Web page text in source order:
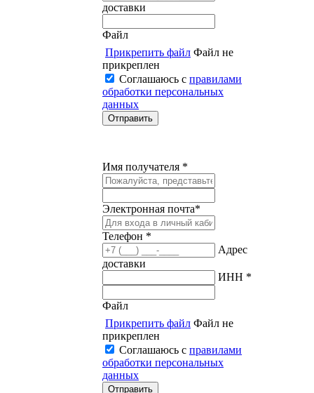
доставки
Файл
Прикрепить файл Файл не
прикреплен
Соглашаюсь с правилами
обработки персональных
данных
Имя получателя *
Электронная почта*
Телефон *
Адрес
доставки
ИНН *
Файл
Прикрепить файл Файл не
прикреплен
Соглашаюсь с правилами
обработки персональных
данных